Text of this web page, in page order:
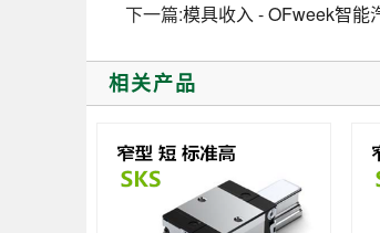
下一篇:模具收入 - OFweek智能
相关产品